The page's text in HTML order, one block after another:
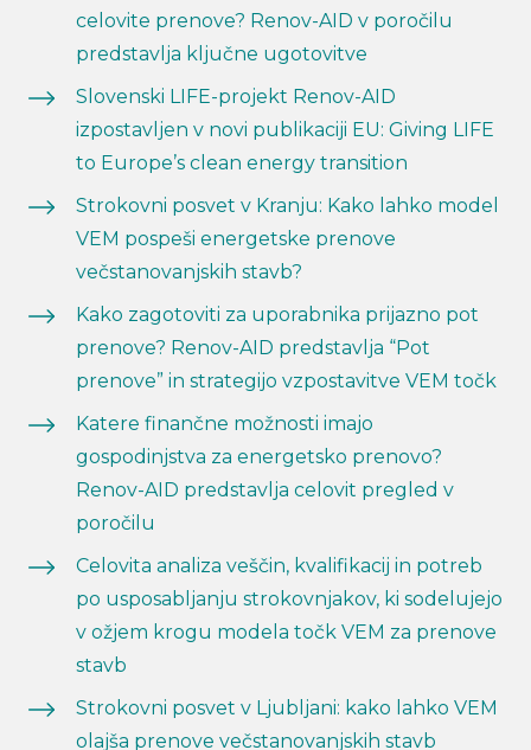
celovite prenove? Renov-AID v poročilu
predstavlja ključne ugotovitve
Slovenski LIFE-projekt Renov-AID
izpostavljen v novi publikaciji EU: Giving LIFE
to Europe’s clean energy transition
Strokovni posvet v Kranju: Kako lahko model
VEM pospeši energetske prenove
večstanovanjskih stavb?
Kako zagotoviti za uporabnika prijazno pot
prenove? Renov-AID predstavlja “Pot
prenove” in strategijo vzpostavitve VEM točk
Katere finančne možnosti imajo
gospodinjstva za energetsko prenovo?
Renov-AID predstavlja celovit pregled v
poročilu
Celovita analiza veščin, kvalifikacij in potreb
po usposabljanju strokovnjakov, ki sodelujejo
v ožjem krogu modela točk VEM za prenove
stavb
Strokovni posvet v Ljubljani: kako lahko VEM
olajša prenove večstanovanjskih stavb